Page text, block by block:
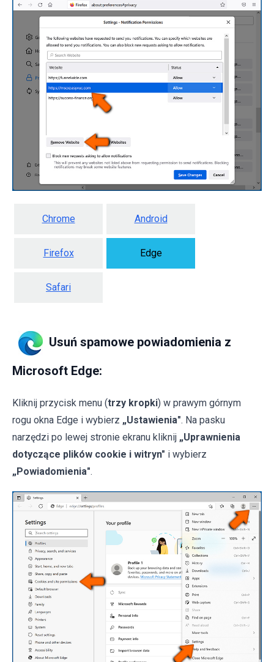
Chrome Android
Firefox Edge
Safari
Usuń spamowe powiadomienia z
Microsoft Edge:
Kliknij przycisk menu (trzy kropki) w prawym górnym
rogu okna Edge i wybierz „Ustawienia". Na pasku
narzędzi po lewej stronie ekranu kliknij „Uprawnienia
dotyczące plików cookie i witryn" i wybierz
„Powiadomienia".